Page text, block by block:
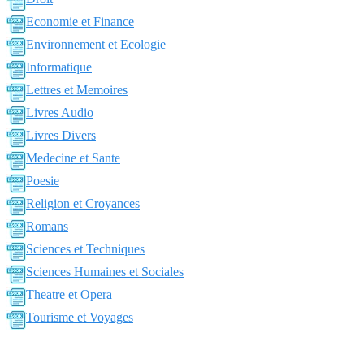
Economie et Finance
Environnement et Ecologie
Informatique
Lettres et Memoires
Livres Audio
Livres Divers
Medecine et Sante
Poesie
Religion et Croyances
Romans
Sciences et Techniques
Sciences Humaines et Sociales
Theatre et Opera
Tourisme et Voyages